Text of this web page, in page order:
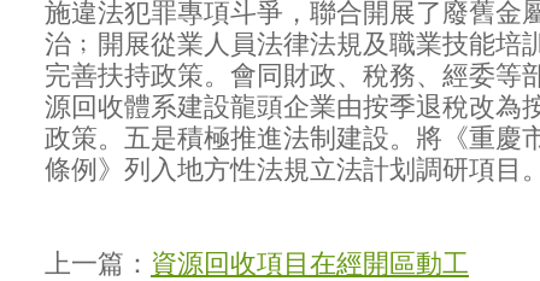
施違法犯罪專項斗爭，聯合開展了廢舊金
治﹔開展從業人員法律法規及職業技能培
完善扶持政策。會同財政、稅務、經委等
源回收體系建設龍頭企業由按季退稅改為
政策。五是積極推進法制建設。將《重慶
條例》列入地方性法規立法計划調研項目
上一篇： 資源回收項目在經開區動工